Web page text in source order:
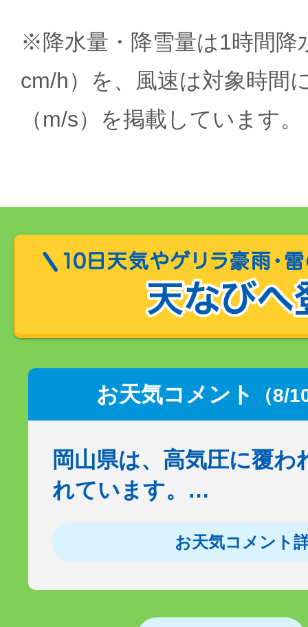
※降水量・降雪量は1時間降
cm/h）を、風速は対象時間
（m/s）を掲載しています。
お天気コメント （8/
岡山県は、高気圧に覆わ
れています。…
お天気コメント